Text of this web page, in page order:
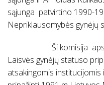
sąjunga patvirtino 1990-
Nepriklausomybės gynėjų
Ši komisija
Laisvės gynėjų statuso
atsakingomis institucijomis